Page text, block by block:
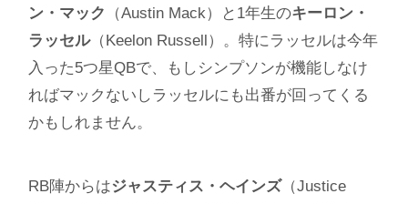
ン・マック
（Austin Mack）と1年生のキーロン・
ラッセル（Keelon Russell）。特にラッセルは今年
入った5つ星QBで、もしシンプソンが機能しなけ
ればマックないしラッセルにも出番が回ってくる
かもしれません。
RB陣からはジャスティス・ヘインズ（Justice